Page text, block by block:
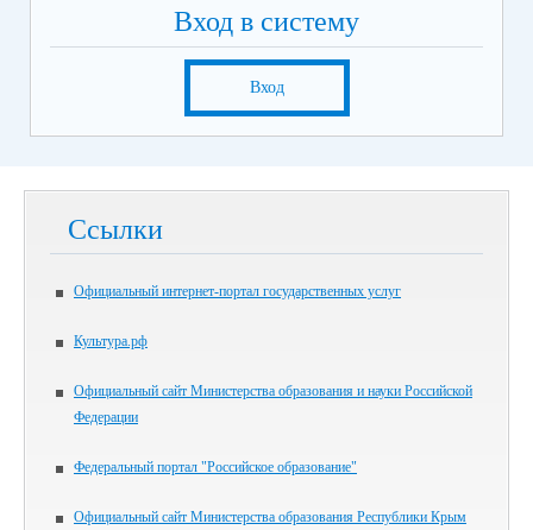
Вход в систему
Вход
Ссылки
Официальный интернет-портал государственных услуг
Культура.рф
Официальный сайт Министерства образования и науки Российской
Федерации
Федеральный портал "Российское образование"
Официальный сайт Министерства образования Республики Крым